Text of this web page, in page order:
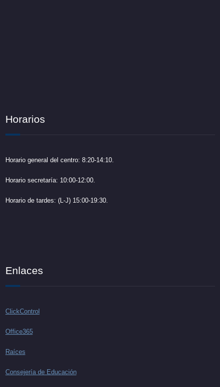
Horarios
Horario general del centro: 8:20-14:10.
Horario secretaría: 10:00-12:00.
Horario de tardes: (L-J) 15:00-19:30.
Enlaces
ClickControl
Office365
Raíces
Consejería de Educación